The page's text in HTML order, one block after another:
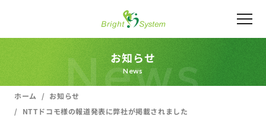
News
お知らせ
News
ホーム
お知らせ
NTTドコモ様の報道発表に弊社が掲載されました